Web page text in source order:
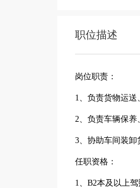
职位描述
岗位职责：
1、负责货物运送
2、负责车辆保养
3、协助车间装卸
任职资格：
1、B2本及以上